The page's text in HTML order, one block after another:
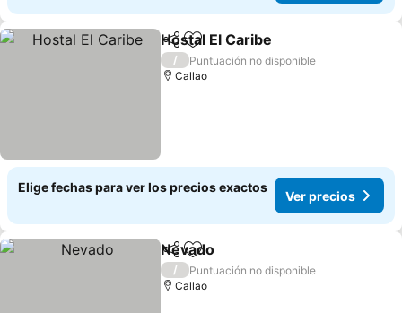
CompartirAgregar a favoritos
Hostal El Caribe
/
Puntuación no disponible
Callao
Elige fechas para ver los precios exactos
Ver precios
CompartirAgregar a favoritos
Nevado
/
Puntuación no disponible
Callao